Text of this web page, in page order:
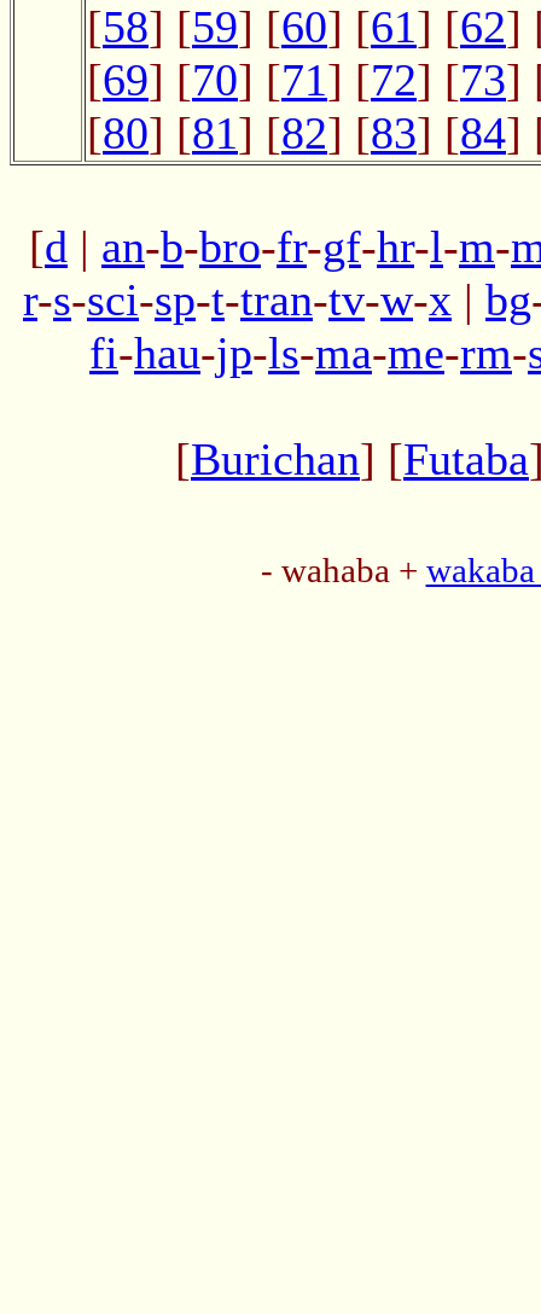
[58] [59] [60] [61] [62]
[69] [70] [71] [72] [73]
[80] [81] [82] [83] [84]
[d | an-b-bro-fr-gf-hr-l-m-
r-s-sci-sp-t-tran-tv-w-x | bg
fi-hau-jp-ls-ma-me-rm-
[Burichan] [Futaba
- wahaba +